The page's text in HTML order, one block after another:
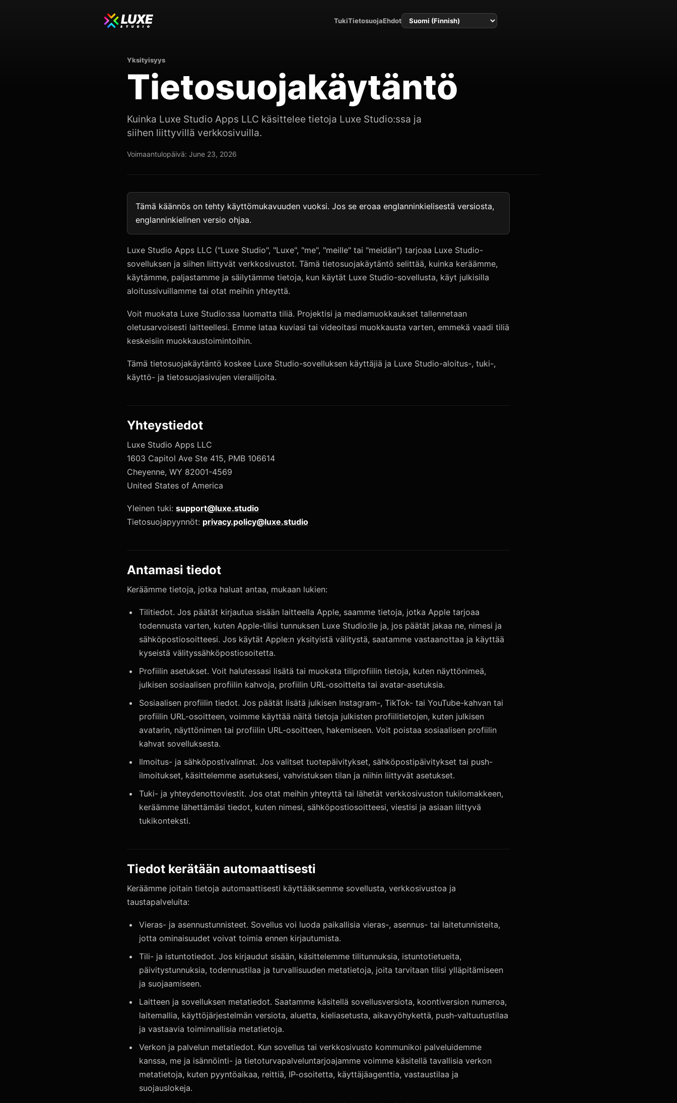
LUXE
STUDIO
TukiTietosuojaEhdotKieli
Yksityisyys
Tietosuojakäytäntö
Kuinka Luxe Studio Apps LLC käsittelee tietoja Luxe Studio:ssa ja
siihen liittyvillä verkkosivuilla.
Voimaantulopäivä: June 23, 2026
Tämä käännös on tehty käyttömukavuuden vuoksi. Jos se eroaa englanninkielisestä versiosta,
englanninkielinen versio ohjaa.
Luxe Studio Apps LLC ("Luxe Studio", "Luxe", "me", "meille" tai "meidän") tarjoaa Luxe Studio-
sovelluksen ja siihen liittyvät verkkosivustot. Tämä tietosuojakäytäntö selittää, kuinka keräämme,
käytämme, paljastamme ja säilytämme tietoja, kun käytät Luxe Studio-sovellusta, käyt julkisilla
aloitussivuillamme tai otat meihin yhteyttä.
Voit muokata Luxe Studio:ssa luomatta tiliä. Projektisi ja mediamuokkaukset tallennetaan
oletusarvoisesti laitteellesi. Emme lataa kuviasi tai videoitasi muokkausta varten, emmekä vaadi tiliä
keskeisiin muokkaustoimintoihin.
Tämä tietosuojakäytäntö koskee Luxe Studio-sovelluksen käyttäjiä ja Luxe Studio-aloitus-, tuki-,
käyttö- ja tietosuojasivujen vierailijoita.
Yhteystiedot
Luxe Studio Apps LLC
1603 Capitol Ave Ste 415, PMB 106614
Cheyenne, WY 82001-4569
United States of America
Yleinen tuki: support@luxe.studio
Tietosuojapyynnöt: privacy.policy@luxe.studio
Antamasi tiedot
Keräämme tietoja, jotka haluat antaa, mukaan lukien:
Tilitiedot. Jos päätät kirjautua sisään laitteella Apple, saamme tietoja, jotka Apple tarjoaa
todennusta varten, kuten Apple-tilisi tunnuksen Luxe Studio:lle ja, jos päätät jakaa ne, nimesi ja
sähköpostiosoitteesi. Jos käytät Apple:n yksityistä välitystä, saatamme vastaanottaa ja käyttää
kyseistä välityssähköpostiosoitetta.
Profiilin asetukset. Voit halutessasi lisätä tai muokata tiliprofiilin tietoja, kuten näyttönimeä,
julkisen sosiaalisen profiilin kahvoja, profiilin URL-osoitteita tai avatar-asetuksia.
Sosiaalisen profiilin tiedot. Jos päätät lisätä julkisen Instagram-, TikTok- tai YouTube-kahvan tai
profiilin URL-osoitteen, voimme käyttää näitä tietoja julkisten profiilitietojen, kuten julkisen
avatarin, näyttönimen tai profiilin URL-osoitteen, hakemiseen. Voit poistaa sosiaalisen profiilin
kahvat sovelluksesta.
Ilmoitus- ja sähköpostivalinnat. Jos valitset tuotepäivitykset, sähköpostipäivitykset tai push-
ilmoitukset, käsittelemme asetuksesi, vahvistuksen tilan ja niihin liittyvät asetukset.
Tuki- ja yhteydenottoviestit. Jos otat meihin yhteyttä tai lähetät verkkosivuston tukilomakkeen,
keräämme lähettämäsi tiedot, kuten nimesi, sähköpostiosoitteesi, viestisi ja asiaan liittyvä
tukikonteksti.
Tiedot kerätään automaattisesti
Keräämme joitain tietoja automaattisesti käyttääksemme sovellusta, verkkosivustoa ja
taustapalveluita:
Vieras- ja asennustunnisteet. Sovellus voi luoda paikallisia vieras-, asennus- tai laitetunnisteita,
jotta ominaisuudet voivat toimia ennen kirjautumista.
Tili- ja istuntotiedot. Jos kirjaudut sisään, käsittelemme tilitunnuksia, istuntotietueita,
päivitystunnuksia, todennustilaa ja turvallisuuden metatietoja, joita tarvitaan tilisi ylläpitämiseen
ja suojaamiseen.
Laitteen ja sovelluksen metatiedot. Saatamme käsitellä sovellusversiota, koontiversion numeroa,
laitemallia, käyttöjärjestelmän versiota, aluetta, kieliasetusta, aikavyöhykettä, push-valtuutustilaa
ja vastaavia toiminnallisia metatietoja.
Verkon ja palvelun metatiedot. Kun sovellus tai verkkosivusto kommunikoi palveluidemme
kanssa, me ja isännöinti- ja tietoturvapalveluntarjoajamme voimme käsitellä tavallisia verkon
metatietoja, kuten pyyntöaikaa, reittiä, IP-osoitetta, käyttäjäagenttia, vastaustilaa ja
suojauslokeja.